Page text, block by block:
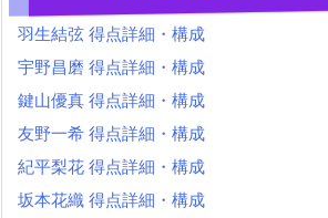
羽生結弦 得点詳細・構成
宇野昌磨 得点詳細・構成
鍵山優真 得点詳細・構成
友野一希 得点詳細・構成
紀平梨花 得点詳細・構成
坂本花織 得点詳細・構成